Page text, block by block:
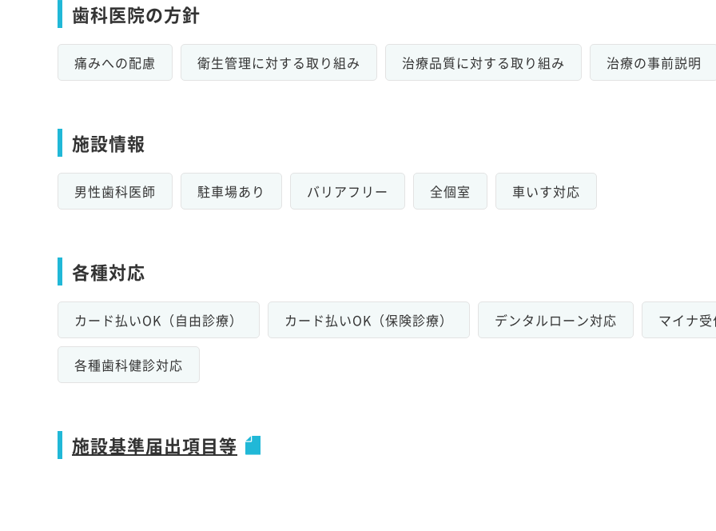
歯科医院の方針
痛みへの配慮 衛生管理に対する取り組み 治療品質に対する取り組み 治療の事前説明
施設情報
男性歯科医師 駐車場あり バリアフリー 全個室 車いす対応
各種対応
カード払いOK（自由診療） カード払いOK（保険診療） デンタルローン対応 マイナ受
各種歯科健診対応
施設基準届出項目等